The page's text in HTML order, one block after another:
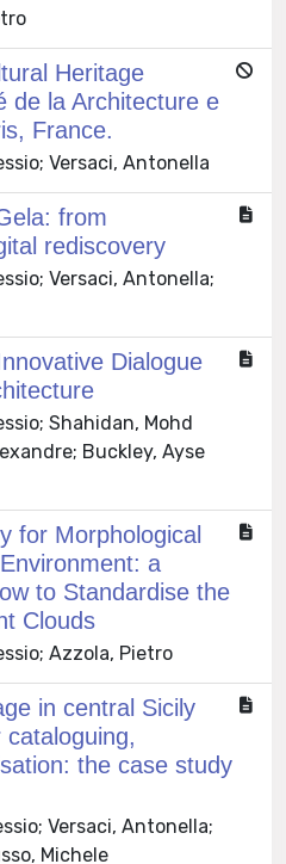
Heritage
de la Architecture e
France.
Versaci, Antonella
from
rediscovery
Versaci, Antonella;
Dialogue
Shahidan, Mohd
Buckley, Ayse
for Morphological
a
to Standardise the
Clouds
Azzola, Pietro
in central Sicily
the case study
Versaci, Antonella;
Michele